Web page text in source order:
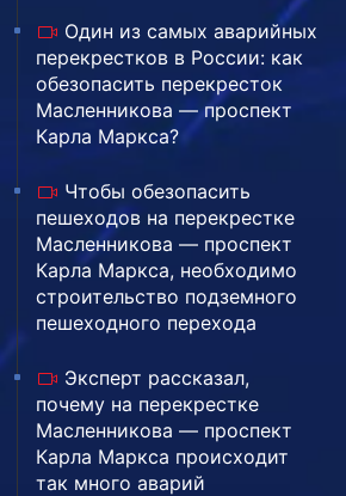
Один из самых аварийных
перекрестков в России: как
обезопасить перекресток
Масленникова — проспект
Карла Маркса?
Чтобы обезопасить
пешеходов на перекрестке
Масленникова — проспект
Карла Маркса, необходимо
строительство подземного
пешеходного перехода
Эксперт рассказал,
почему на перекрестке
Масленникова — проспект
Карла Маркса происходит
так много аварий